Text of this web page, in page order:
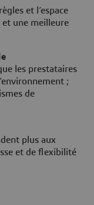
et l’espace
une meilleure
les prestataires
;
de
plus aux
et de flexibilité